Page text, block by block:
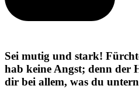
Sei mutig und stark!
hab keine Angst; denn der
dir bei allem, was du